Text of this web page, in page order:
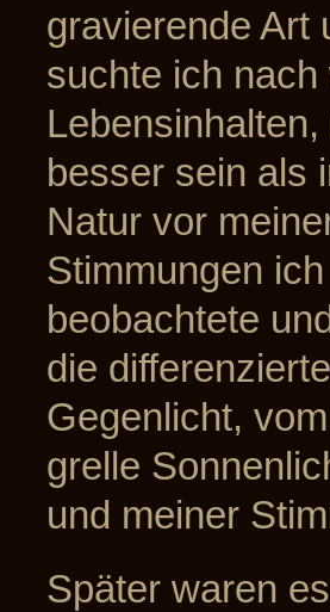
gravierende Art
suchte ich
besser sein als
Natur vor
Stimmungen
beobachtete
die
Gegenlicht,
grelle
und meiner
Später waren